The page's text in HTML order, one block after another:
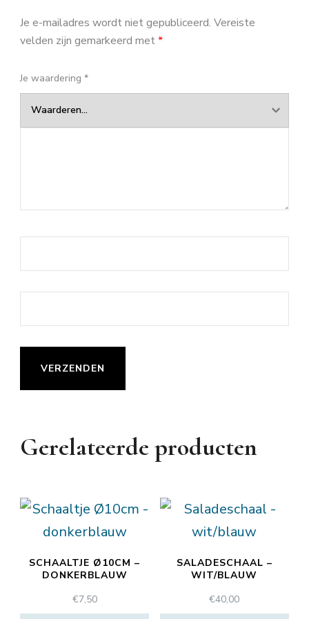
Je e-mailadres wordt niet gepubliceerd. Vereiste
velden zijn gemarkeerd met*
Je waardering *
Gerelateerde producten
SCHAALTJE Ø10CM –
DONKERBLAUW
€7,50
SALADESCHAAL –
WIT/BLAUW
€40,00